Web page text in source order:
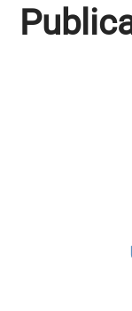
Être